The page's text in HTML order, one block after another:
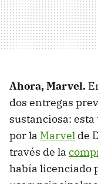
Ahora, Marvel.
dos entregas
sustanciosa:
por la Marvel de
través de la
había licenciado